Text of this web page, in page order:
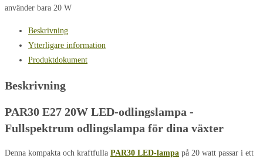
använder bara 20 W
Beskrivning
Ytterligare information
Produktdokument
Beskrivning
PAR30 E27 20W LED-odlingslampa -
Fullspektrum odlingslampa för dina växter
Denna kompakta och kraftfulla PAR30 LED-lampa på 20 watt passar i ett